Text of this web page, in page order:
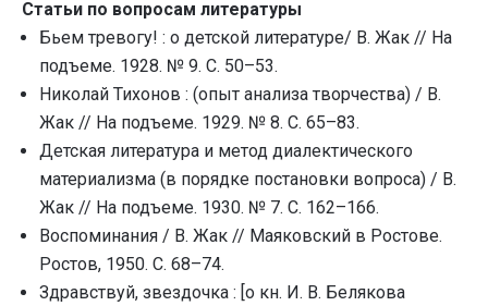
Статьи по вопросам литературы
Бьем тревогу! : о детской литературе/ В. Жак // На
подъеме. 1928. № 9. С. 50–53.
Николай Тихонов : (опыт анализа творчества) / В.
Жак // На подъеме. 1929. № 8. С. 65–83.
Детская литература и метод диалектического
материализма (в порядке постановки вопроса) / В.
Жак // На подъеме. 1930. № 7. С. 162–166.
Воспоминания / В. Жак // Маяковский в Ростове.
Ростов, 1950. С. 68–74.
Здравствуй, звездочка : [о кн. И. В. Белякова